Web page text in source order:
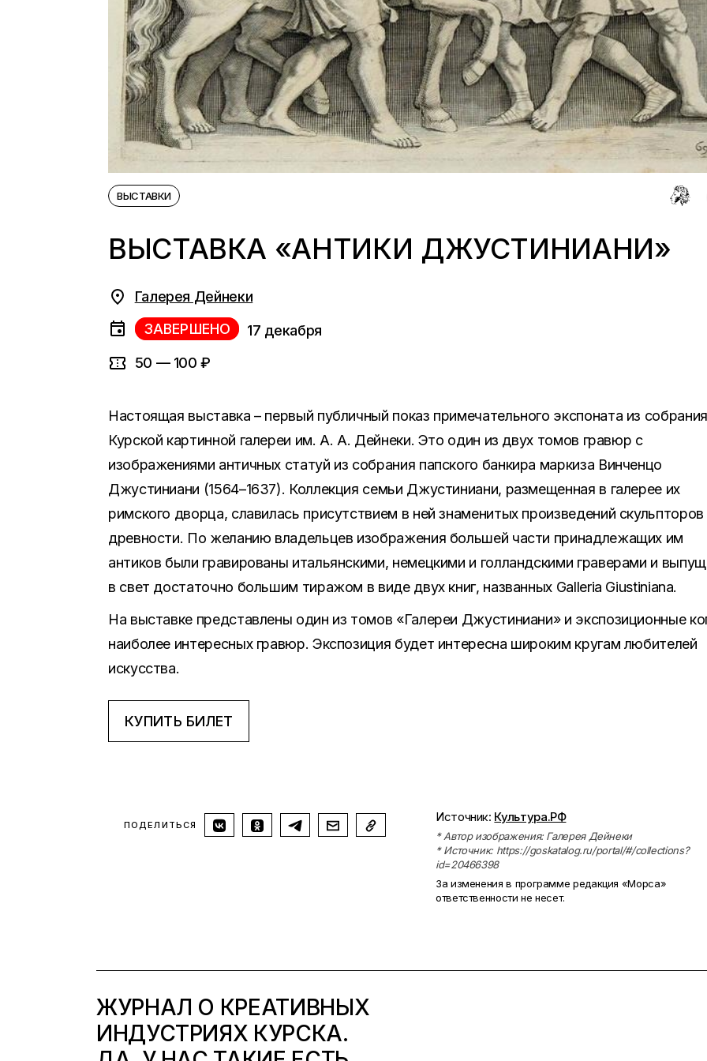
ВЫСТАВКИ
ВЫСТАВКА «АНТИКИ ДЖУСТИНИАНИ»
Галерея Дейнеки
ЗАВЕРШЕНО
17 декабря
50 — 100 ₽
Настоящая выставка – первый публичный показ примечательного экспоната из собрания
Курской картинной галереи им. А. А. Дейнеки. Это один из двух томов гравюр с
изображениями античных статуй из собрания папского банкира маркиза Винченцо
Джустиниани (1564–1637). Коллекция семьи Джустиниани, размещенная в галерее их
римского дворца, славилась присутствием в ней знаменитых произведений скульпторов
древности. По желанию владельцев изображения большей части принадлежащих им
антиков были гравированы итальянскими, немецкими и голландскими граверами и
в свет достаточно большим тиражом в виде двух книг, названных Galleria Giustiniana.
На выставке представлены один из томов «Галереи Джустиниани» и экспозиционные
наиболее интересных гравюр. Экспозиция будет интересна широким кругам любителей
искусства.
КУПИТЬ БИЛЕТ
ПОДЕЛИТЬСЯ
Источник: Культура.РФ
* Автор изображения: Галерея Дейнеки
* Источник: https://goskatalog.ru/portal/#/collections?
id=20466398
За изменения в программе редакция «Морса»
ответственности не несет.
ЖУРНАЛ О КРЕАТИВНЫХ
ИНДУСТРИЯХ КУРСКА.